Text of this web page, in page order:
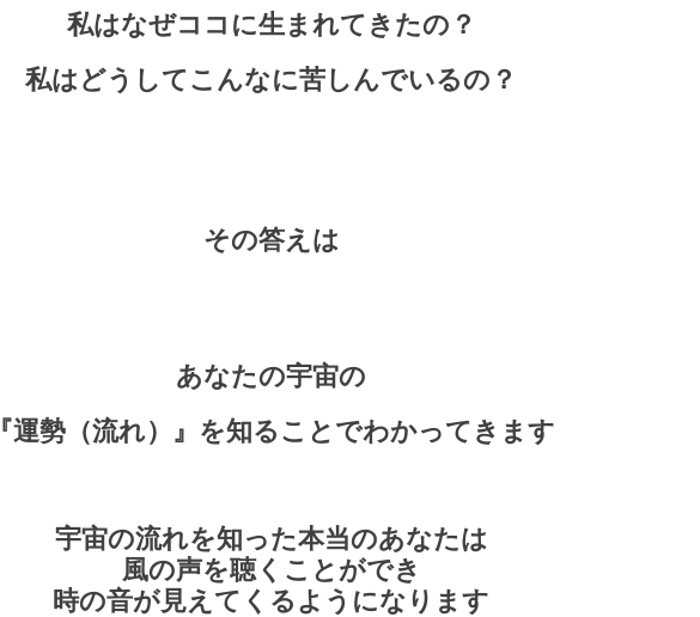
私はなぜココに生まれてきたの？
私はどうしてこんなに苦しんでいるの？
その答えは
あなたの宇宙の
『運勢（流れ）』を知ることでわかってきます
宇宙の流れを知った本当のあなたは
風の声を聴くことができ
時の音が見えてくるようになります